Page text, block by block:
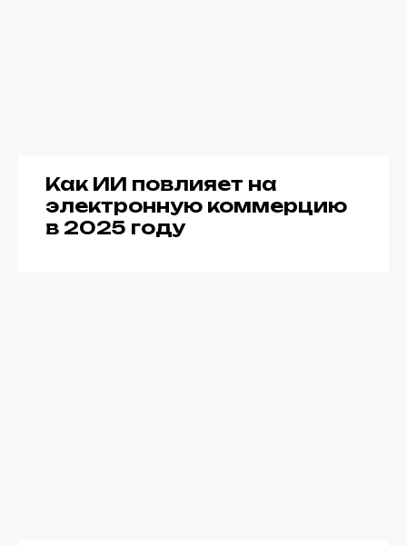
Как ИИ повлияет на
электронную коммерцию
в 2025 году